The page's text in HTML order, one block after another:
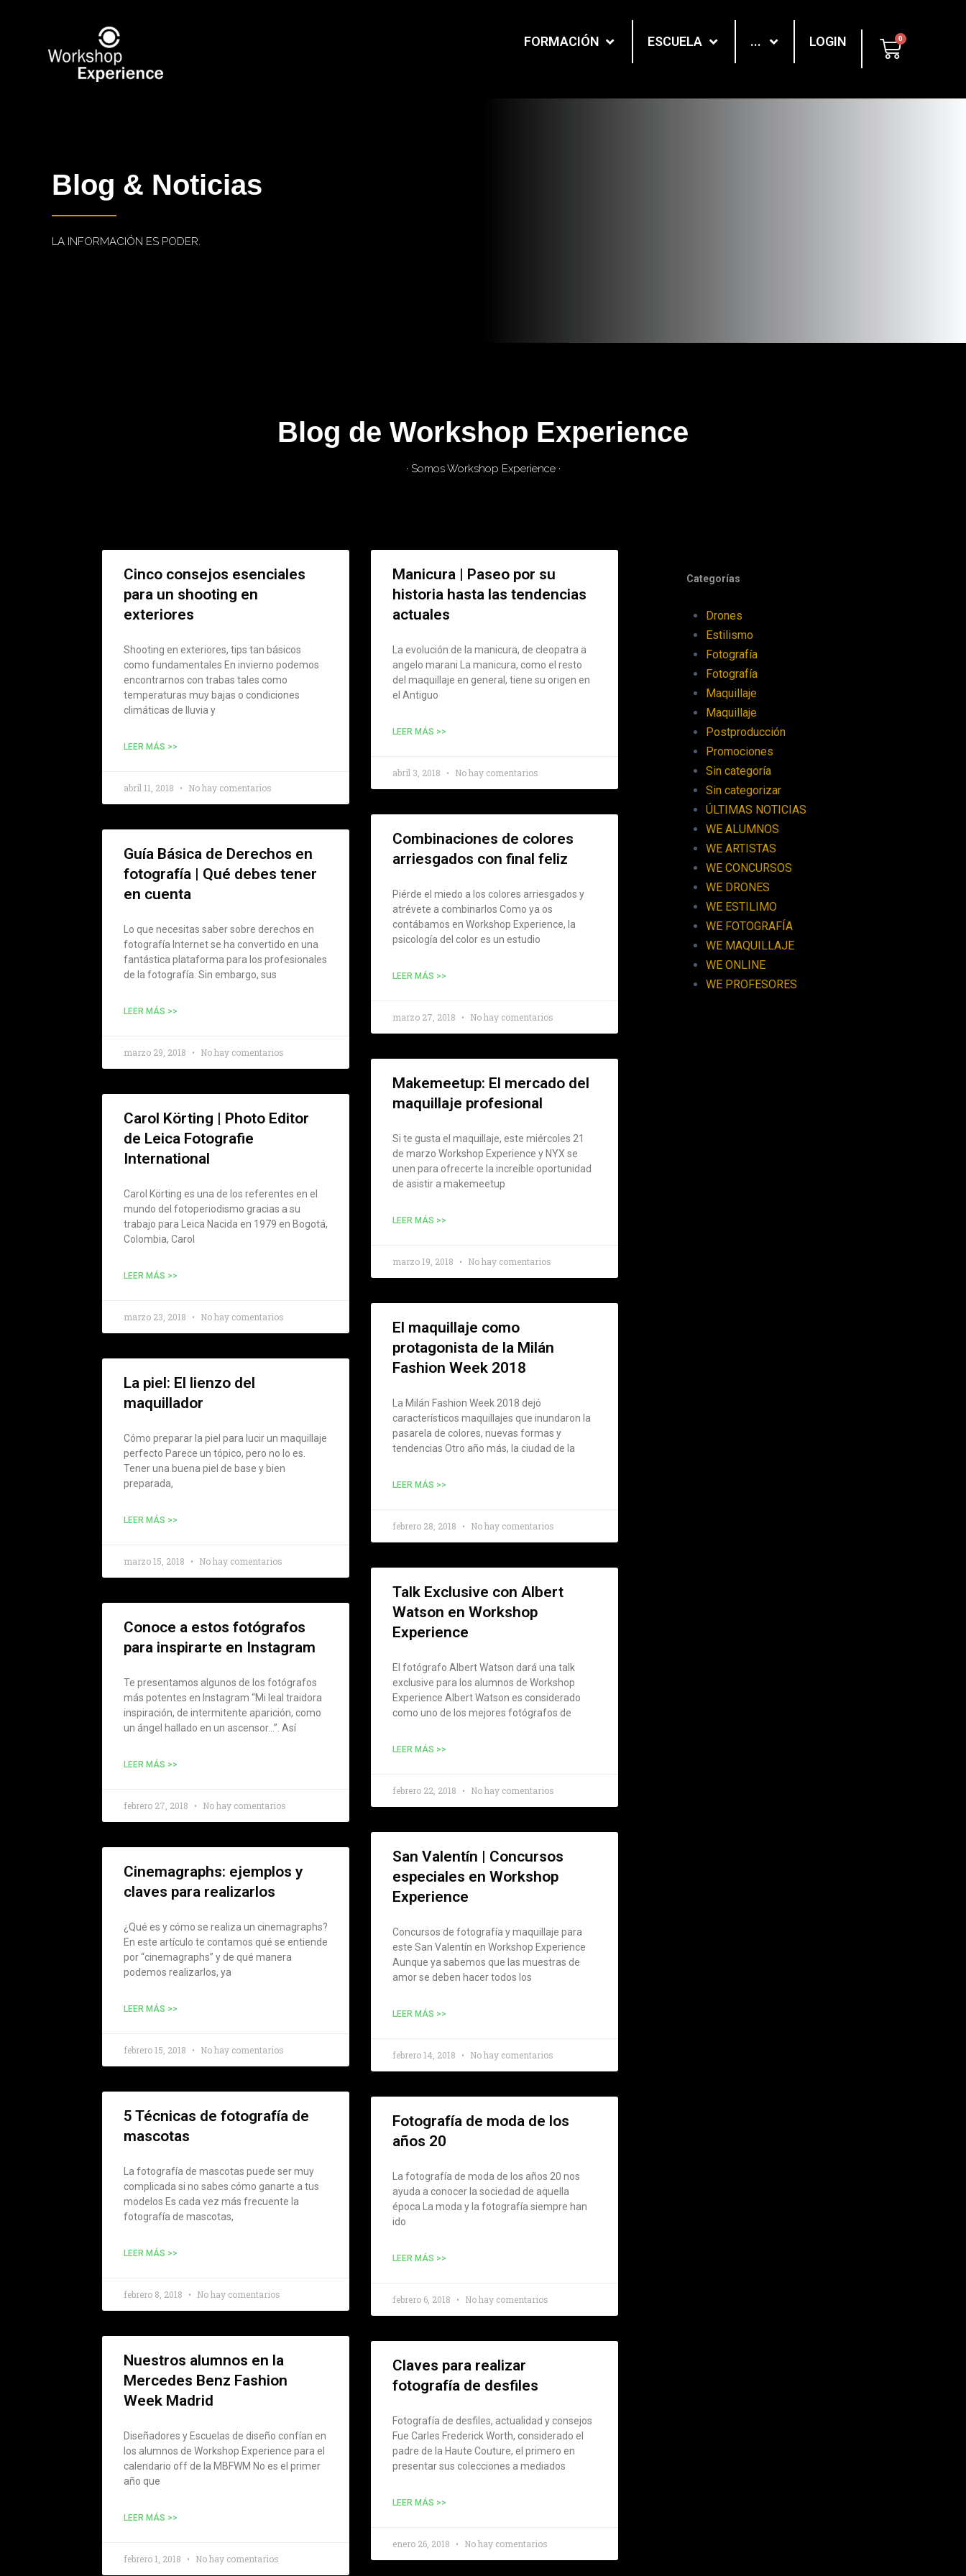
FORMACIÓN ESCUELA ... LOGIN
Blog & Noticias
LA INFORMACIÓN ES PODER.
Blog de Workshop Experience
· Somos Workshop Experience ·
Cinco consejos esenciales
para un shooting en
exteriores
Shooting en exteriores, tips tan básicos
como fundamentales En invierno podemos
encontrarnos con trabas tales como
temperaturas muy bajas o condiciones
climáticas de lluvia y
LEER MÁS >>
abril 11, 2018 No hay comentarios
Manicura | Paseo por su
historia hasta las tendencias
actuales
La evolución de la manicura, de cleopatra a
angelo marani La manicura, como el resto
del maquillaje en general, tiene su origen en
el Antiguo
LEER MÁS >>
abril 3, 2018 No hay comentarios
Guía Básica de Derechos en
fotografía | Qué debes tener
en cuenta
Lo que necesitas saber sobre derechos en
fotografía Internet se ha convertido en una
fantástica plataforma para los profesionales
de la fotografía. Sin embargo, sus
LEER MÁS >>
marzo 29, 2018 No hay comentarios
Combinaciones de colores
arriesgados con final feliz
Piérde el miedo a los colores arriesgados y
atrévete a combinarlos Como ya os
contábamos en Workshop Experience, la
psicología del color es un estudio
LEER MÁS >>
marzo 27, 2018 No hay comentarios
Carol Körting | Photo Editor
de Leica Fotografie
International
Carol Körting es una de los referentes en el
mundo del fotoperiodismo gracias a su
trabajo para Leica Nacida en 1979 en Bogotá,
Colombia, Carol
LEER MÁS >>
marzo 23, 2018 No hay comentarios
Makemeetup: El mercado del
maquillaje profesional
Si te gusta el maquillaje, este miércoles 21
de marzo Workshop Experience y NYX se
unen para ofrecerte la increíble oportunidad
de asistir a makemeetup
LEER MÁS >>
marzo 19, 2018 No hay comentarios
La piel: El lienzo del
maquillador
Cómo preparar la piel para lucir un maquillaje
perfecto Parece un tópico, pero no lo es.
Tener una buena piel de base y bien
preparada,
LEER MÁS >>
marzo 15, 2018 No hay comentarios
El maquillaje como
protagonista de la Milán
Fashion Week 2018
La Milán Fashion Week 2018 dejó
característicos maquillajes que inundaron la
pasarela de colores, nuevas formas y
tendencias Otro año más, la ciudad de la
LEER MÁS >>
febrero 28, 2018 No hay comentarios
Conoce a estos fotógrafos
para inspirarte en Instagram
Te presentamos algunos de los fotógrafos
más potentes en Instagram “Mi leal traidora
inspiración, de intermitente aparición, como
un ángel hallado en un ascensor…”. Así
LEER MÁS >>
febrero 27, 2018 No hay comentarios
Talk Exclusive con Albert
Watson en Workshop
Experience
El fotógrafo Albert Watson dará una talk
exclusive para los alumnos de Workshop
Experience Albert Watson es considerado
como uno de los mejores fotógrafos de
LEER MÁS >>
febrero 22, 2018 No hay comentarios
Cinemagraphs: ejemplos y
claves para realizarlos
¿Qué es y cómo se realiza un cinemagraphs?
En este artículo te contamos qué se entiende
por “cinemagraphs” y de qué manera
podemos realizarlos, ya
LEER MÁS >>
febrero 15, 2018 No hay comentarios
San Valentín | Concursos
especiales en Workshop
Experience
Concursos de fotografía y maquillaje para
este San Valentín en Workshop Experience
Aunque ya sabemos que las muestras de
amor se deben hacer todos los
LEER MÁS >>
febrero 14, 2018 No hay comentarios
5 Técnicas de fotografía de
mascotas
La fotografía de mascotas puede ser muy
complicada si no sabes cómo ganarte a tus
modelos Es cada vez más frecuente la
fotografía de mascotas,
LEER MÁS >>
febrero 8, 2018 No hay comentarios
Fotografía de moda de los
años 20
La fotografía de moda de los años 20 nos
ayuda a conocer la sociedad de aquella
época La moda y la fotografía siempre han
ido
LEER MÁS >>
febrero 6, 2018 No hay comentarios
Nuestros alumnos en la
Mercedes Benz Fashion
Week Madrid
Diseñadores y Escuelas de diseño confían en
los alumnos de Workshop Experience para el
calendario off de la MBFWM No es el primer
año que
LEER MÁS >>
febrero 1, 2018 No hay comentarios
Claves para realizar
fotografía de desfiles
Fotografía de desfiles, actualidad y consejos
Fue Carles Frederick Worth, considerado el
padre de la Haute Couture, el primero en
presentar sus colecciones a mediados
LEER MÁS >>
enero 26, 2018 No hay comentarios
Categorías
Drones
Estilismo
Fotografía
Fotografía
Maquillaje
Maquillaje
Postproducción
Promociones
Sin categoría
Sin categorizar
ÚLTIMAS NOTICIAS
WE ALUMNOS
WE ARTISTAS
WE CONCURSOS
WE DRONES
WE ESTILIMO
WE FOTOGRAFÍA
WE MAQUILLAJE
WE ONLINE
WE PROFESORES